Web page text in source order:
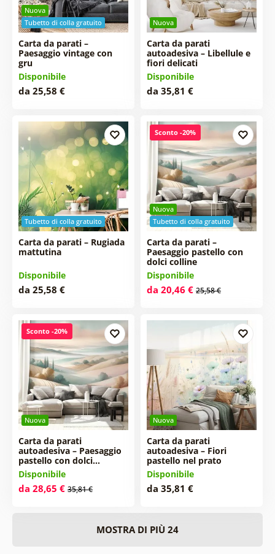
Nuova
Tubetto di colla gratuito
Carta da parati –
Paesaggio vintage con
gru
Disponibile
da 25,58 €
Nuova
Carta da parati
autoadesiva – Libellule e
fiori delicati
Disponibile
da 35,81 €
Tubetto di colla gratuito
Carta da parati – Rugiada
mattutina
Disponibile
da 25,58 €
Nuova
Tubetto di colla gratuito
Sconto -20%
Carta da parati –
Paesaggio pastello con
dolci colline
Disponibile
da 20,46 € 25,58 €
Nuova
Sconto -20%
Carta da parati
autoadesiva – Paesaggio
pastello con dolci…
Disponibile
da 28,65 € 35,81 €
Nuova
Carta da parati
autoadesiva – Fiori
pastello nel prato
Disponibile
da 35,81 €
MOSTRA DI PIÙ 24